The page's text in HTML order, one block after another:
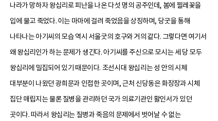
나라가 망하자 왕십리로 피난을 나온 다섯 명의 공주인데, 봄에 찔레꽃을
입에 물고 죽었다. 이는 마마에 걸려 죽었음을 상징하며, 당굿을 통해
나타나는 아기씨의 모습 역시 서울굿의 호구와 거의 같다. 그렇다면 여기서
왜 왕십리인가 하는 문제가 생긴다. 아기씨를 주신으로 모시는 세 당 모두
왕십리에 밀집되어 있기 때문이다. 조선시대 왕십리는 성 안의 시체
대부분이 나왔던 광희문과 인접한 곳이며, 근처 신당동은 화장장과 시체
집단 매립지는 물론 질병을 관리하던 국가 의료기관인 활인서가 있던
곳이다. 따라서 왕십리는 질병과 죽음의 문제에서 벗어날 수 없는